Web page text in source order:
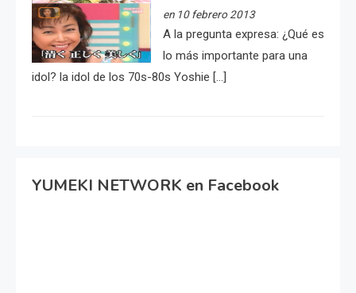
en 10 febrero 2013
A la pregunta expresa: ¿Qué es
lo más importante para una
idol? la idol de los 70s-80s Yoshie […]
YUMEKI NETWORK en Facebook